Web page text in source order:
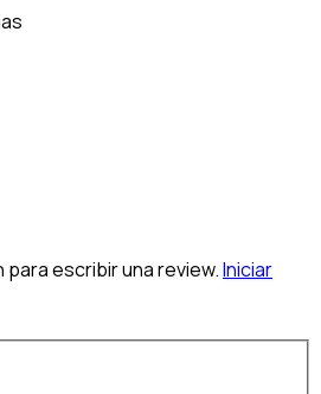
escribir una review.Iniciar